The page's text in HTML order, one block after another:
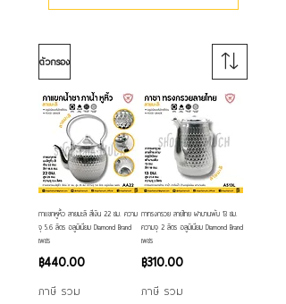
ตัวกรอง
กาแขกหูหิ้ว ลายมะลิ สีเงิน 22 ซม. ความ
จุ 5.6 ลิตร อลูมิเนียม Diamond Brand
เพชร
ราคา
฿440.00
ภาษี รวม
กาทรงกรวย ลายไทย ฝาบานพับ 13 ซม.
ความจุ 2 ลิตร อลูมิเนียม Diamond Brand
เพชร
ราคา
฿310.00
ภาษี รวม